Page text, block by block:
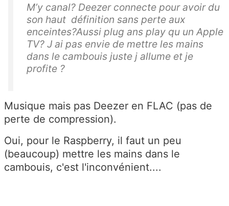
M’y canal? Deezer connecte pour avoir du
son haut définition sans perte aux
enceintes?Aussi plug ans play qu un Apple
TV? J ai pas envie de mettre les mains
dans le cambouis juste j allume et je
profite ?
Musique mais pas Deezer en FLAC (pas de
perte de compression).
Oui, pour le Raspberry, il faut un peu
(beaucoup) mettre les mains dans le
cambouis, c'est l'inconvénient....